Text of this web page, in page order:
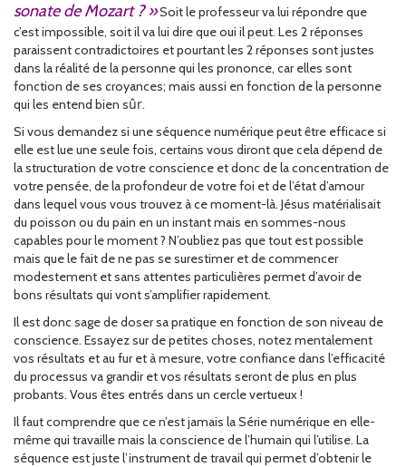
sonate de Mozart ? »Soit le professeur va lui répondre que
c’est impossible, soit il va lui dire que oui il peut. Les 2 réponses
paraissent contradictoires et pourtant les 2 réponses sont justes
dans la réalité de la personne qui les prononce, car elles sont
fonction de ses croyances; mais aussi en fonction de la personne
qui les entend bien sûr.
Si vous demandez si une séquence numérique peut être efficace si
elle est lue une seule fois, certains vous diront que cela dépend de
la structuration de votre conscience et donc de la concentration de
votre pensée, de la profondeur de votre foi et de l’état d’amour
dans lequel vous vous trouvez à ce moment-là. Jésus matérialisait
du poisson ou du pain en un instant mais en sommes-nous
capables pour le moment ? N’oubliez pas que tout est possible
mais que le fait de ne pas se surestimer et de commencer
modestement et sans attentes particulières permet d’avoir de
bons résultats qui vont s’amplifier rapidement.
Il est donc sage de doser sa pratique en fonction de son niveau de
conscience. Essayez sur de petites choses, notez mentalement
vos résultats et au fur et à mesure, votre confiance dans l’efficacité
du processus va grandir et vos résultats seront de plus en plus
probants. Vous êtes entrés dans un cercle vertueux !
Il faut comprendre que ce n’est jamais la Série numérique en elle-
même qui travaille mais la conscience de l’humain qui l’utilise. La
séquence est juste l’instrument de travail qui permet d’obtenir le